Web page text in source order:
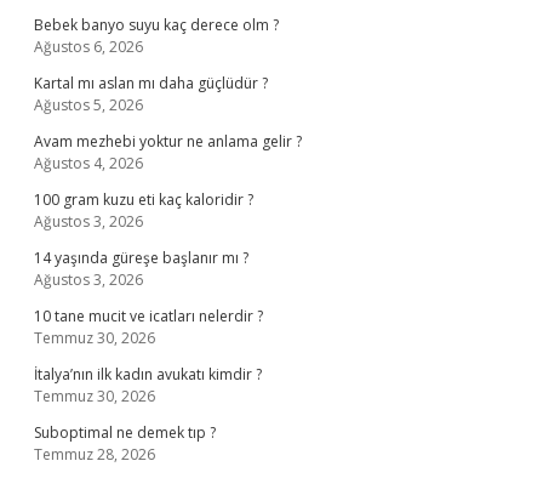
Bebek banyo suyu kaç derece olm ?
Ağustos 6, 2026
Kartal mı aslan mı daha güçlüdür ?
Ağustos 5, 2026
Avam mezhebi yoktur ne anlama gelir ?
Ağustos 4, 2026
100 gram kuzu eti kaç kaloridir ?
Ağustos 3, 2026
14 yaşında güreşe başlanır mı ?
Ağustos 3, 2026
10 tane mucit ve icatları nelerdir ?
Temmuz 30, 2026
İtalya’nın ilk kadın avukatı kimdir ?
Temmuz 30, 2026
Suboptimal ne demek tıp ?
Temmuz 28, 2026